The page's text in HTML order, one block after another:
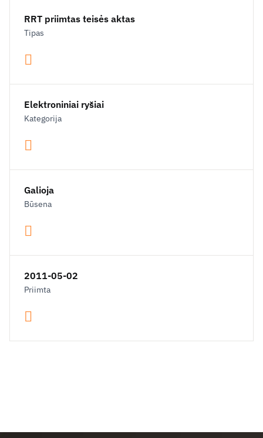
RRT priimtas teisės aktas
Tipas
Elektroniniai ryšiai
Kategorija
Galioja
Būsena
2011-05-02
Priimta